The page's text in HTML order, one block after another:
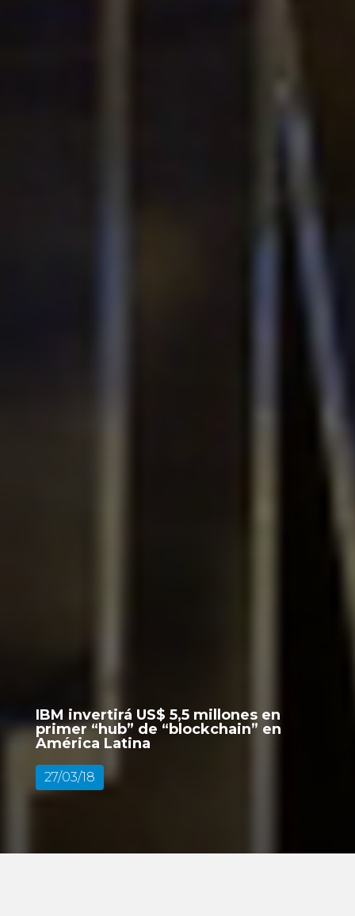
IBM invertirá US$ 5,5 millones en
primer “hub” de “blockchain” en
América Latina
27/03/18